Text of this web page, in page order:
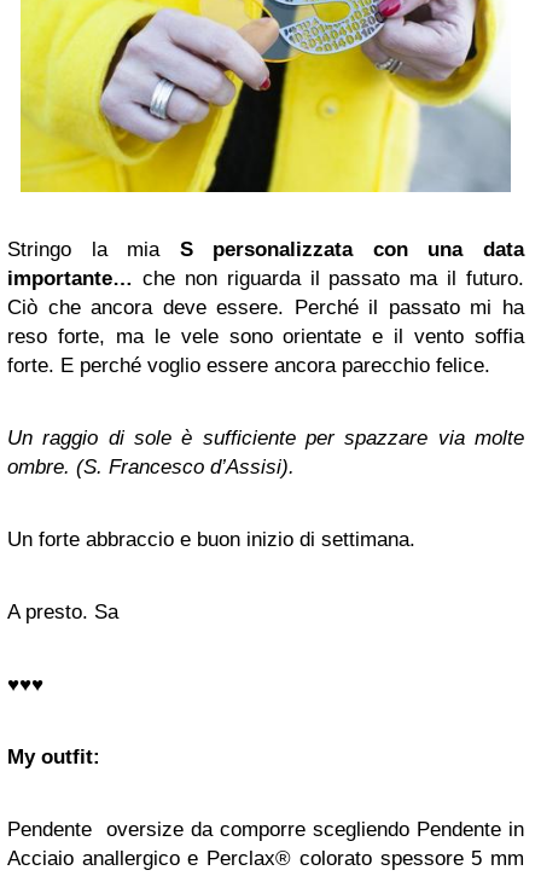
Stringo la mia S personalizzata con una data
importante… che non riguarda il passato ma il futuro.
Ciò che ancora deve essere. Perché il passato mi ha
reso forte, ma le vele sono orientate e il vento soffia
forte. E perché voglio essere ancora parecchio felice.
Un raggio di sole è sufficiente per spazzare via molte
ombre. (S. Francesco d’Assisi).
Un forte abbraccio e buon inizio di settimana.
A presto. Sa
♥♥♥
My outfit:
Pendente oversize da comporre scegliendo Pendente in
Acciaio anallergico e Perclax® colorato spessore 5 mm